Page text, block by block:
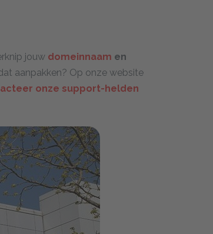
jouw domeinnaam en
aanpakken? Op onze website
onze support-helden